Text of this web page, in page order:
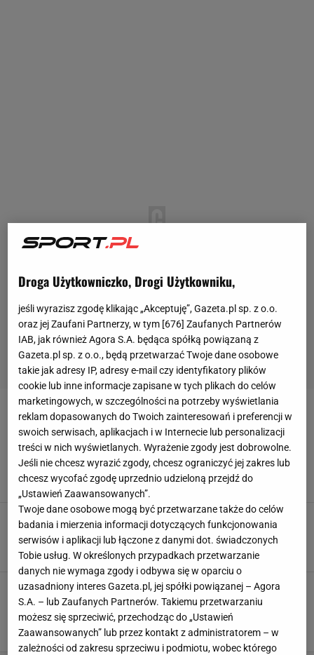
WROCŁAWSKIE KONSORCJUM SPORTOWE
Wielki konflikt o piłkarski Śląsk: Konsorcjum
podało do sądu władze Wrocławia
Artur Brzozowski,31 SIERPNIA 2016, 07:00
Miasto ograło Konsorcjum i ponownie zostało
właścicielem piłkarskiego Śląska
Artur Brzozowski,5 MAJA 2016, 19:14
Miasto kontra Wrocławskie Konsorcjum
Sportowe: Konflikt właścicieli może zaszkodzić
Śląskowi [OPINIA]
Artur Brzozowski ,21 KWIETNIA 2016, 08:00
Droga Użytkowniczko, Drogi Użytkowniku,
jeśli wyrazisz zgodę klikając „Akceptuję”, Gazeta.pl sp. z o.o.
oraz jej Zaufani Partnerzy, w tym [676] Zaufanych Partnerów
IAB, jak również Agora S.A. będąca spółką powiązaną z
Gazeta.pl sp. z o.o., będą przetwarzać Twoje dane osobowe
takie jak adresy IP, adresy e-mail czy identyfikatory plików
cookie lub inne informacje zapisane w tych plikach do celów
marketingowych, w szczególności na potrzeby wyświetlania
reklam dopasowanych do Twoich zainteresowań i preferencji w
swoich serwisach, aplikacjach i w Internecie lub personalizacji
treści w nich wyświetlanych. Wyrażenie zgody jest dobrowolne.
Jeśli nie chcesz wyrazić zgody, chcesz ograniczyć jej zakres lub
chcesz wycofać zgodę uprzednio udzieloną przejdź do
„Ustawień Zaawansowanych”.
Twoje dane osobowe mogą być przetwarzane także do celów
badania i mierzenia informacji dotyczących funkcjonowania
serwisów i aplikacji lub łączone z danymi dot. świadczonych
Tobie usług. W określonych przypadkach przetwarzanie
danych nie wymaga zgody i odbywa się w oparciu o
uzasadniony interes Gazeta.pl, jej spółki powiązanej – Agora
S.A. – lub Zaufanych Partnerów. Takiemu przetwarzaniu
możesz się sprzeciwić, przechodząc do „Ustawień
Zaawansowanych” lub przez kontakt z administratorem – w
zależności od zakresu sprzeciwu i podmiotu, wobec którego